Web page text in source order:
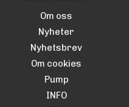
Om oss
Nyheter
Nyhetsbrev
Om cookies
Pump
INFO